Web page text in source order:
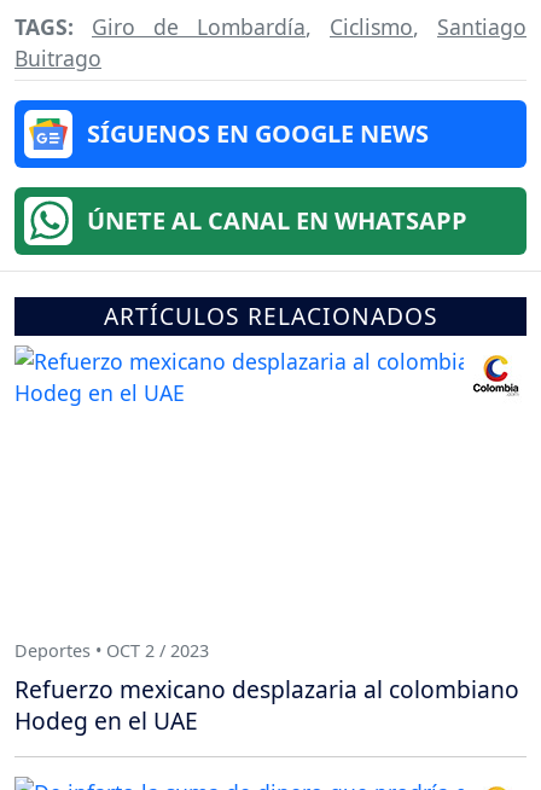
TAGS: Giro de Lombardía, Ciclismo, Santiago
Buitrago
SÍGUENOS EN GOOGLE NEWS
ÚNETE AL CANAL EN WHATSAPP
ARTÍCULOS RELACIONADOS
Deportes • OCT 2 / 2023
Refuerzo mexicano desplazaria al colombiano
Hodeg en el UAE